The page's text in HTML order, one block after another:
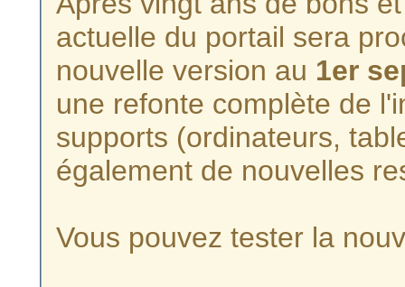
actuelle du portail sera
nouvelle version au 1er
une refonte complète de
supports (ordinateurs,
également de nouvelles
Vous pouvez tester la